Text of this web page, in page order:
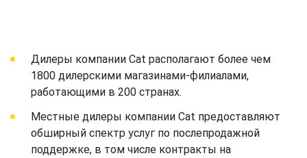
Дилеры компании Cat располагают более чем
1800 дилерскими магазинами-филиалами,
работающими в 200 странах.
Местные дилеры компании Cat предоставляют
обширный спектр услуг по послепродажной
поддержке, в том числе контракты на